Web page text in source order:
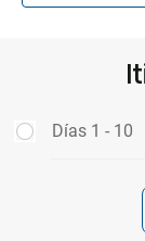
Días 1 - 10